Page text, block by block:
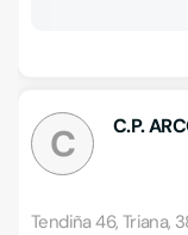
C C.P.
Tendiña 46, Triana,